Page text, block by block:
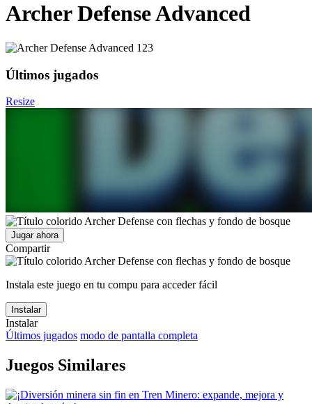
Archer Defense Advanced
Últimos jugados
Resize
Jugar ahora
Compartir
Instala este juego en tu compu para acceder fácil
Instalar
Instalar
Últimos jugados modo de pantalla completa
Juegos Similares